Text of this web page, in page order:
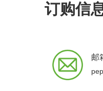
订购信
邮